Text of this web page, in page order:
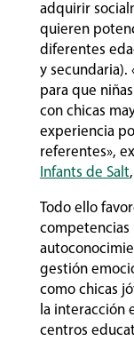
adquirir
quieren
diferentes
y secundaria).
para que
con chicas
experiencia
referentes»,
Infants de Salt
Todo ello
competencias
gestión
como chicas
la interacción
centros